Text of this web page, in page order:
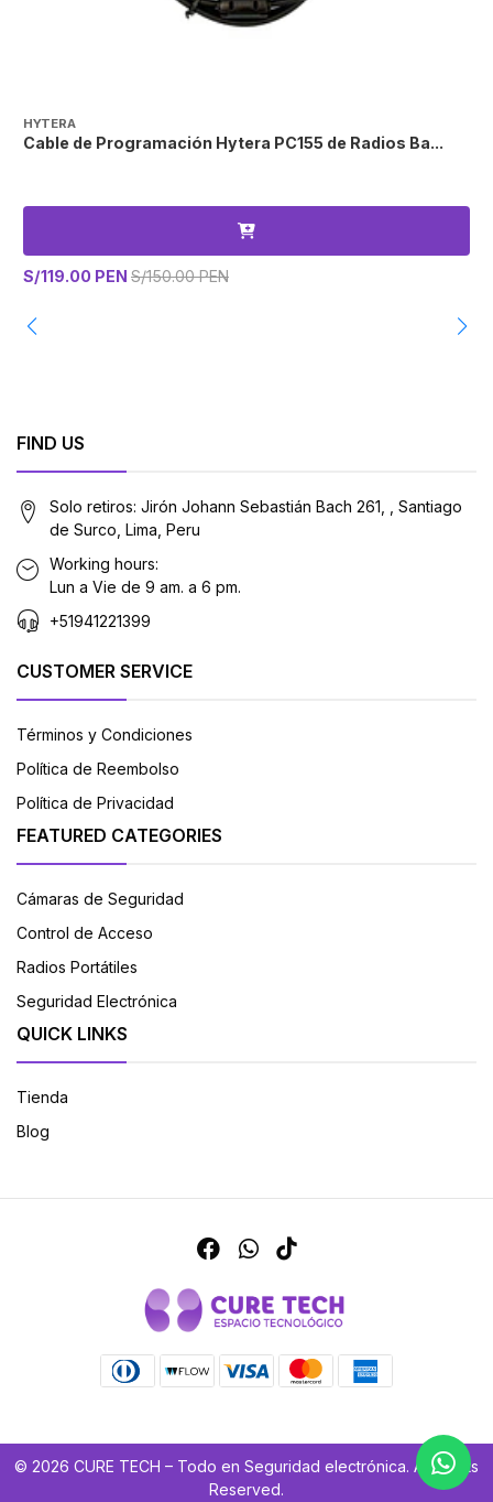
HYTERA
Cable de Programación Hytera PC155 de Radios Ba...
S/119.00 PEN S/150.00 PEN
FIND US
Solo retiros: Jirón Johann Sebastián Bach 261, , Santiago
de Surco, Lima, Peru
Working hours:
Lun a Vie de 9 am. a 6 pm.
+51941221399
CUSTOMER SERVICE
Términos y Condiciones
Política de Reembolso
Política de Privacidad
FEATURED CATEGORIES
Cámaras de Seguridad
Control de Acceso
Radios Portátiles
Seguridad Electrónica
QUICK LINKS
Tienda
Blog
© 2026 CURE TECH – Todo en Seguridad electrónica. All Rights
Reserved.